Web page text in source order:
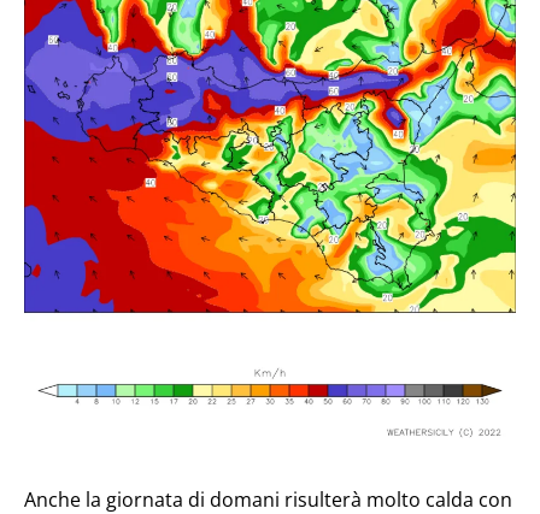
Anche la giornata di domani risulterà molto calda con